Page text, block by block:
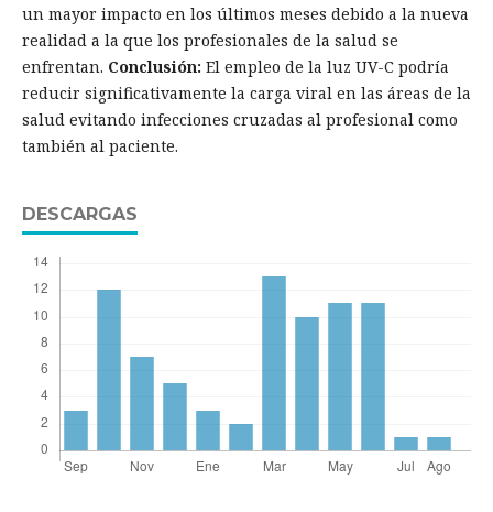
un mayor impacto en los últimos meses debido a la nueva
realidad a la que los profesionales de la salud se
enfrentan. Conclusión: El empleo de la luz UV-C podría
reducir significativamente la carga viral en las áreas de la
salud evitando infecciones cruzadas al profesional como
también al paciente.
DESCARGAS